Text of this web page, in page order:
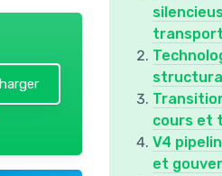
transport
cours et
V4
et